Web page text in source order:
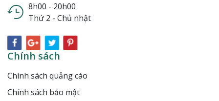
8h00 - 20h00
Thứ 2 - Chủ nhật
Chính sách
Chính sách quảng cáo
Chính sách bảo mật